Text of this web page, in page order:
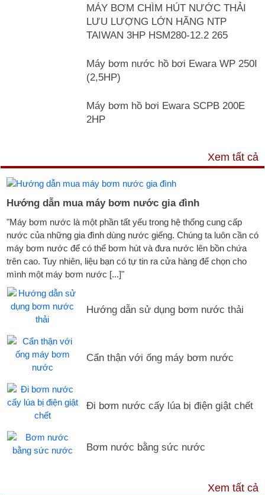
MÁY BƠM CHÌM HÚT NƯỚC THẢI
LƯU LƯỢNG LỚN HÃNG NTP
TAIWAN 3HP HSM280-12.2 265
Máy bơm nước hồ bơi Ewara WP 250I
(2,5HP)
Máy bơm hồ bơi Ewara SCPB 200E
2HP
Xem tất cả
Hướng dẫn mua máy bơm nước gia đình
"Máy bơm nước là một phần tất yếu trong hệ thống cung cấp
nước của những gia đình dùng nước giếng. Chúng ta luôn cần có
máy bơm nước để có thể bơm hút và đưa nước lên bồn chứa
trên cao. Tuy nhiên, liệu bạn có tự tin ra cửa hàng để chọn cho
mình một máy bơm nước [...]"
Hướng dẫn sử dụng bơm nước thải
Cẩn thận với ống máy bơm nước
Đi bơm nước cấy lúa bị điện giật chết
Bơm nước bằng sức nước
Xem tất cả